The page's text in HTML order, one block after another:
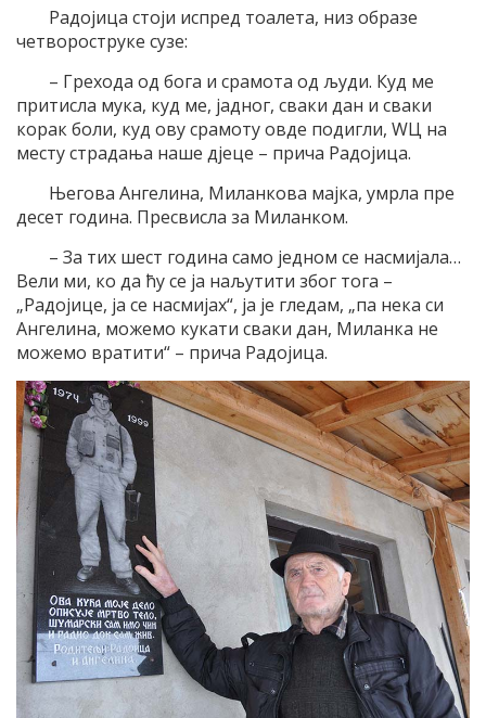
Радојица стоји испред тоалета, низ образе
четвороструке сузе:
– Грехода од бога и срамота од људи. Куд ме
притисла мука, куд ме, јадног, сваки дан и сваки
корак боли, куд ову срамоту овде подигли, WЦ на
месту страдања наше дјеце – прича Радојица.
Његова Ангелина, Миланкова мајка, умрла пре
десет година. Пресвисла за Миланком.
– За тих шест година само једном се насмијала…
Вели ми, ко да ћу се ја наљутити због тога –
„Радојице, ја се насмијах“, ја је гледам, „па нека си
Ангелина, можемо кукати сваки дан, Миланка не
можемо вратити“ – прича Радојица.